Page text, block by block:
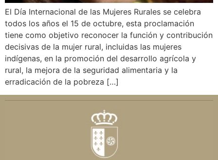
El Día Internacional de las Mujeres Rurales se celebra
todos los años el 15 de octubre, esta proclamación
tiene como objetivo reconocer la función y contribución
decisivas de la mujer rural, incluidas las mujeres
indígenas, en la promoción del desarrollo agrícola y
rural, la mejora de la seguridad alimentaria y la
erradicación de la pobreza […]